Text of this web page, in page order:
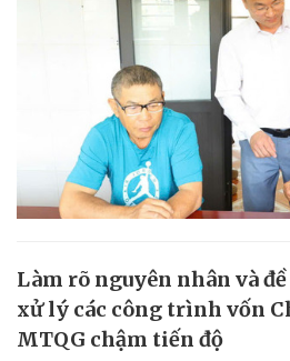
Làm rõ nguyên nhân và
xử lý các công trình vốn
MTQG chậm tiến độ